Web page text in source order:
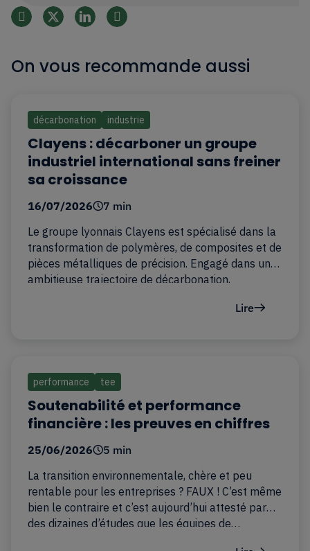
On vous recommande aussi
décarbonation industrie
Clayens : décarboner un groupe
industriel international sans freiner
sa croissance
16/07/2026
7 min
Le groupe lyonnais Clayens est spécialisé dans la
transformation de polymères, de composites et de
pièces métalliques de précision. Engagé dans une
ambitieuse trajectoire de décarbonation,
Lire
performance tee
Soutenabilité et performance
financière : les preuves en chiffres
25/06/2026
5 min
La transition environnementale, chère et peu
rentable pour les entreprises ? FAUX ! C’est même
bien le contraire et c’est aujourd’hui attesté par
des dizaines d’études que les équipes de…